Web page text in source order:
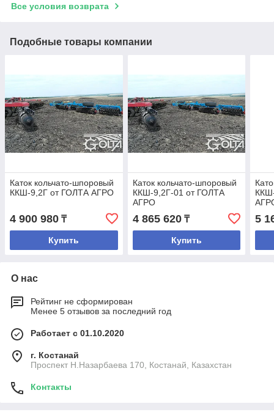
Все условия возврата
Подобные товары компании
Каток кольчато-шпоровый
ККШ-9,2Г от ГОЛТА АГРО
4 900 980 ₸
Купить
Каток кольчато-шпоровый
ККШ-9,2Г-01 от ГОЛТА
АГРО
4 865 620₸
Купить
5
О нас
Рейтинг не сформирован
Менее 5 отзывов за последний год
Работает с 01.10.2020
г. Костанай
Проспект Н.Назарбаева 170, Костанай, Казахстан
Контакты